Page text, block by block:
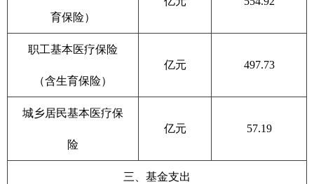
育保险）
职工基本医疗保险
（含生育保险）
亿元 497.73
城乡居民基本医疗保
险
亿元 57.19
三、基金支出